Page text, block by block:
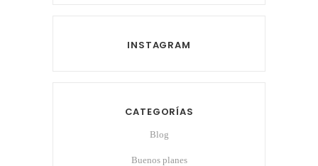
INSTAGRAM
CATEGORÍAS
Blog
Buenos planes